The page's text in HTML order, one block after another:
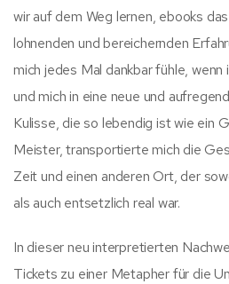
wir auf dem Weg lernen, ebooks
lohnenden und bereichernden
mich jedes Mal dankbar fühle, wenn
und mich in eine neue und
Kulisse, die so lebendig ist wie ein
Meister, transportierte mich die
Zeit und einen anderen Ort, der
als auch entsetzlich real war.
In dieser neu interpretierten
Tickets zu einer Metapher für die